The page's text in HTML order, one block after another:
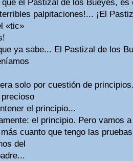
que el Pastizal de los Bueyes, es
palpitaciones!... ¡El
«tic»
ya sabe... El Pastizal de los
solo por cuestión de
el principio...
el principio. Pero vamos
cuanto que tengo las
del